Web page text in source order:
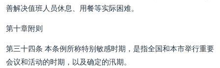
善解决值班人员休息、用餐等实际困难。
第十章附则
第三十四条 本条例所称特别敏感时期，是指全国和本市举行重要
会议和活动的时期，以及确定的汛期。